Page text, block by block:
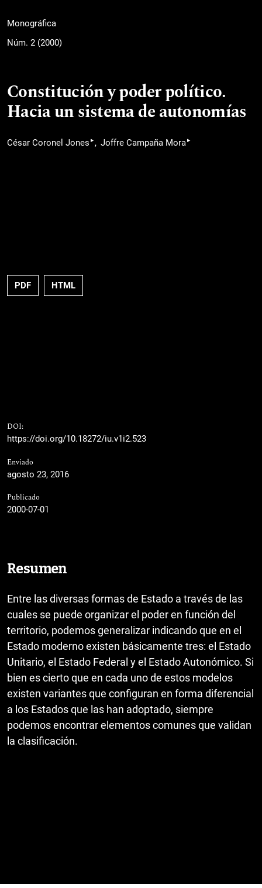
Monográfica
Núm. 2 (2000)
Constitución y poder político.
Hacia un sistema de autonomías
César Coronel Jones ▸ Joffre Campaña Mora▸
PDF HTML
DOI:
https://doi.org/10.18272/iu.v1i2.523
Enviado
agosto 23, 2016
Publicado
2000-07-01
Resumen
Entre las diversas formas de Estado a través de las
cuales se puede organizar el poder en función del
territorio, podemos generalizar indicando que en el
Estado moderno existen básicamente tres: el Estado
Unitario, el Estado Federal y el Estado Autonómico. Si
bien es cierto que en cada uno de estos modelos
existen variantes que configuran en forma diferencial
a los Estados que las han adoptado, siempre
podemos encontrar elementos comunes que validan
la clasificación.